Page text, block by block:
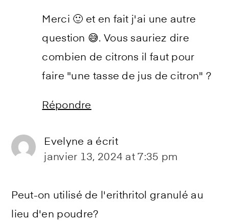
Merci 🙂 et en fait j'ai une autre
question 😅. Vous sauriez dire
combien de citrons il faut pour
faire "une tasse de jus de citron" ?
Répondre
Evelyne a écrit
janvier 13, 2024 at 7:35 pm
Peut-on utilisé de l'erithritol granulé au
lieu d'en poudre?